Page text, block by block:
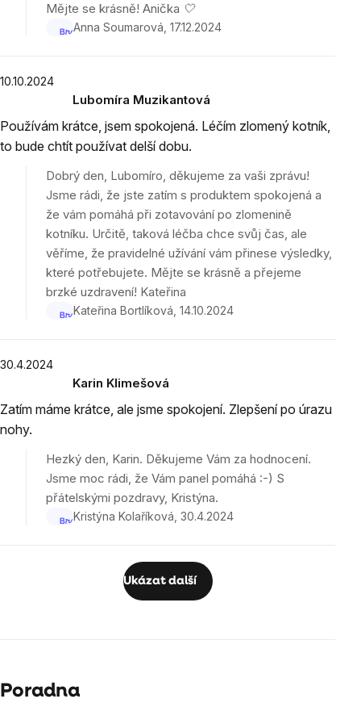
Anna Soumarová 17.12.2024
Mějte se krásně! Anička 🤍
Lubomíra Muzikantová
produktu
je
10.10.2024
Používám krátce, jsem spokojená. Léčím zlomený kotník,
to bude chtít používat delší dobu.
Kateřina Bortlíková 14.10.2024
Dobrý den, Lubomíro, děkujeme za vaši zprávu!
Jsme rádi, že jste zatím s produktem spokojená a
že vám pomáhá při zotavování po zlomenině
kotníku. Určitě, taková léčba chce svůj čas, ale
věříme, že pravidelné užívání vám přinese výsledky,
které potřebujete. Mějte se krásně a přejeme
brzké uzdravení! Kateřina
Karin Klimešová
produktu
je
hvězdiček.
30.4.2024
Zatím máme krátce, ale jsme spokojení. Zlepšení po úrazu
nohy.
Kristýna Kolaříková 30.4.2024
Hezký den, Karin. Děkujeme Vám za hodnocení.
Jsme moc rádi, že Vám panel pomáhá :-) S
přátelskými pozdravy, Kristýna.
Ukázat další
Poradna